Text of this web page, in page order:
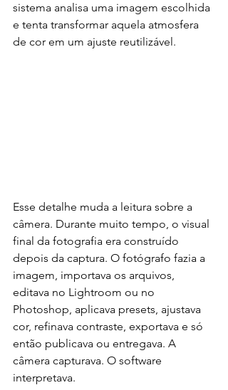
sistema analisa uma imagem escolhida
e tenta transformar aquela atmosfera
de cor em um ajuste reutilizável.
Esse detalhe muda a leitura sobre a
câmera. Durante muito tempo, o visual
final da fotografia era construído
depois da captura. O fotógrafo fazia a
imagem, importava os arquivos,
editava no Lightroom ou no
Photoshop, aplicava presets, ajustava
cor, refinava contraste, exportava e só
então publicava ou entregava. A
câmera capturava. O software
interpretava.